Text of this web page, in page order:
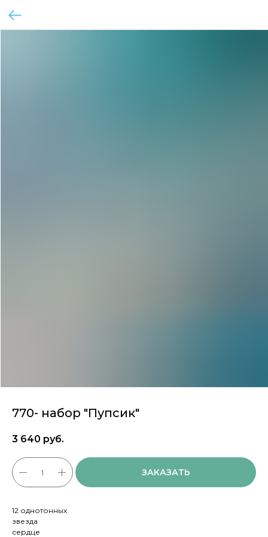
770- набор "Пупсик"
3 640 руб.
ЗАКАЗАТЬ
12 однотонных
звезда
сердце